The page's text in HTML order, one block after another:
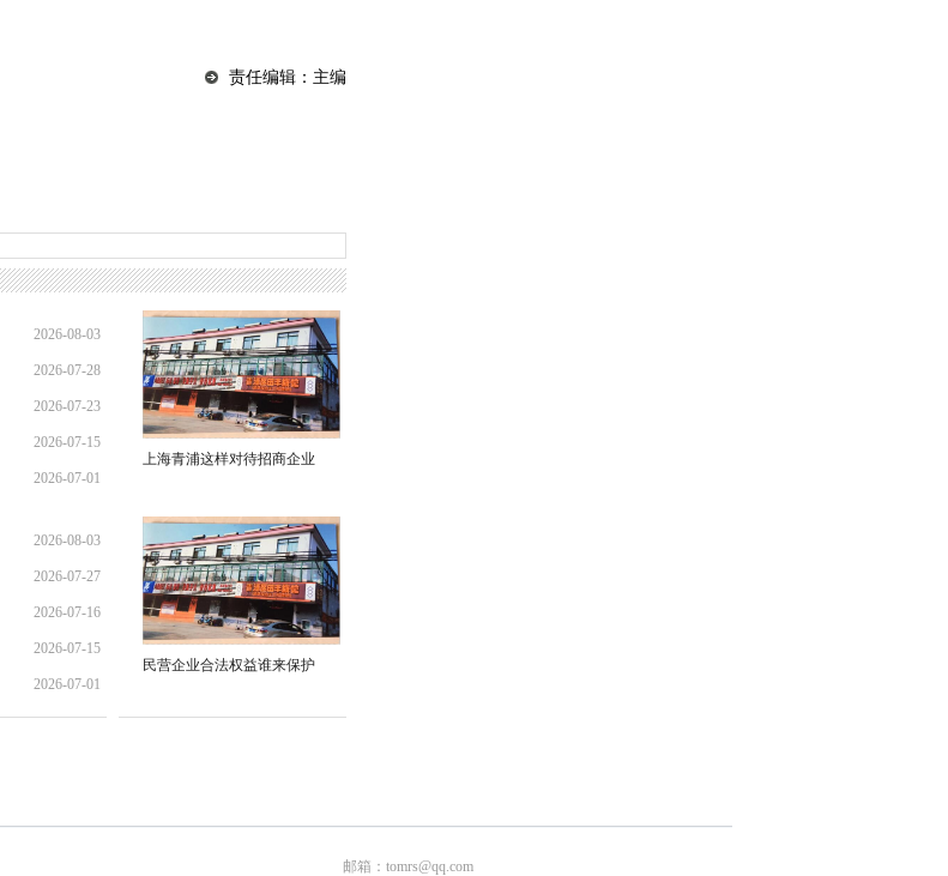
责任编辑：主编
2026-08-03
01:45:28
2026-07-28
21:11:10
2026-07-23
17:02:44
2026-07-15
12:35:31
2026-07-01
2026-08-03
01:45:28
2026-07-27
13:02:22
2026-07-16
21:40:30
2026-07-15
12:35:31
2026-07-01
02:34:54
上海青浦这样对待招商企业
民营企业合法权益谁来保护
邮箱：tomrs@qq.com